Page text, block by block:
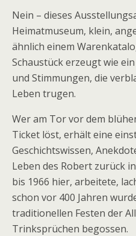
Nein – dieses
Heimatmuseum, klein,
ähnlich einem
Schau­stück erzeugt wie
und Stimmungen, die
Leben trugen.
Wer am Tor vor dem
Ticket löst, erhält eine
Geschichtswissen,
Leben des Robert zurück
bis 1966 hier, arbeitete,
schon vor 400 Jahren
traditionellen Festen der
Trinksprüchen begossen.